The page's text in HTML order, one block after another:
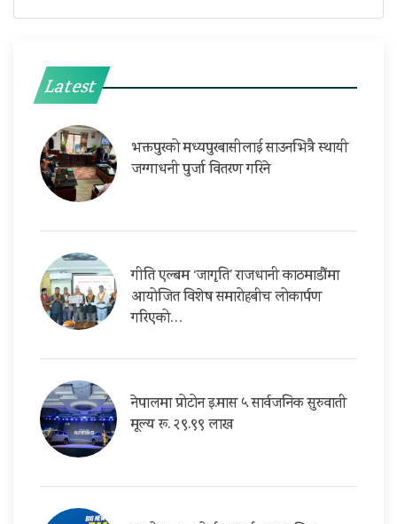
Latest
भक्तपुरको मध्यपुरबासीलाई साउनभित्रै स्थायी
जग्गाधनी पुर्जा वितरण गरिने
गीति एल्बम ‘जागृति’ राजधानी काठमाडौंमा
आयोजित विशेष समारोहबीच लोकार्पण
गरिएको…
नेपालमा प्रोटोन इ.मास ५ सार्वजनिक सुरुवाती
मूल्य रू. २९.९९ लाख